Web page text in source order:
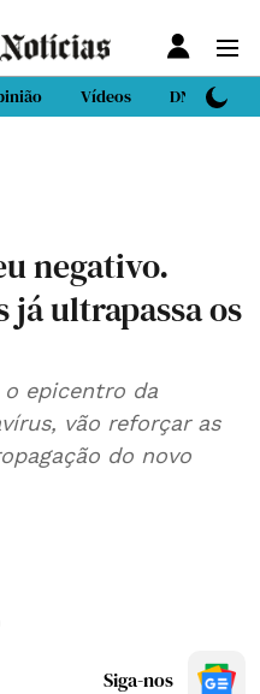
Vídeos DN Sport
negativo.
já ultrapassa os
o epicentro da
vão reforçar as
do novo
Siga-nos